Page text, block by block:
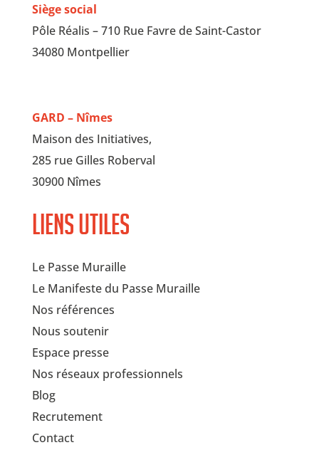
Siège social
Pôle Réalis – 710 Rue Favre de Saint-Castor
34080 Montpellier
GARD – Nîmes
Maison des Initiatives,
285 rue Gilles Roberval
30900 Nîmes
Liens utiles
Le Passe Muraille
Le Manifeste du Passe Muraille
Nos références
Nous soutenir
Espace presse
Nos réseaux professionnels
Blog
Recrutement
Contact